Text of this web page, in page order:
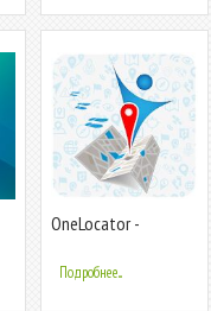
OneLocator -
номеру телефона
Подробнее...